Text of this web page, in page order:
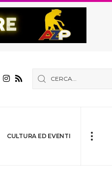
CULTURA ED EVENTI